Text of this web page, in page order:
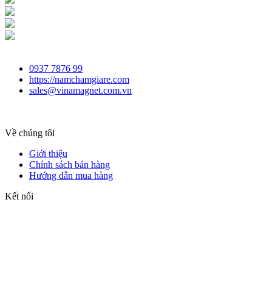
0937 7876 99
https://namchamgiare.com
sales@vinamagnet.com.vn
Về chúng tôi
Giới thiệu
Chính sách bán hàng
Hướng dẫn mua hàng
Kết nối